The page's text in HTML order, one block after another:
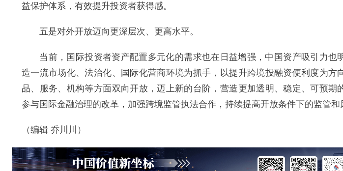
益保护体系，有效提升投资者获得感。
五是对外开放迈向更深层次、更高水平。
当前，国际投资者资产配置多元化的需求也在日益增强，中国资产吸引力也
造一流市场化、法治化、国际化营商环境为抓手，以提升跨境投融资便利度为方
品、服务、机构等方面双向开放，迈上新的台阶，营造更加透明、稳定、可预期
参与国际金融治理的改革，加强跨境监管执法合作，持续提高开放条件下的监管和
（编辑 乔川川）